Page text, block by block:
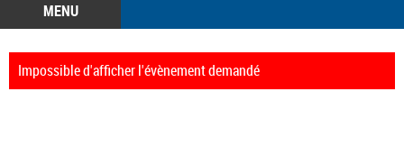
MENU
Impossible d'afficher l'évènement demandé